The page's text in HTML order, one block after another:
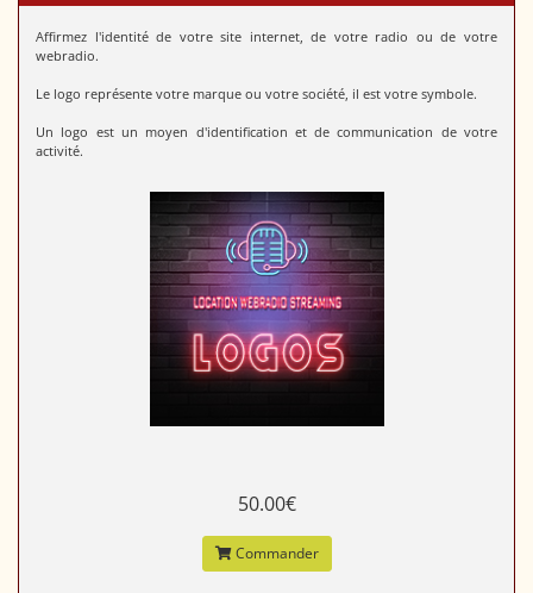
Affirmez l'identité de votre site internet, de votre radio ou de votre
webradio.
Le logo représente votre marque ou votre société, il est votre symbole.
Un logo est un moyen d'identification et de communication de votre
activité.
50.00€
Commander